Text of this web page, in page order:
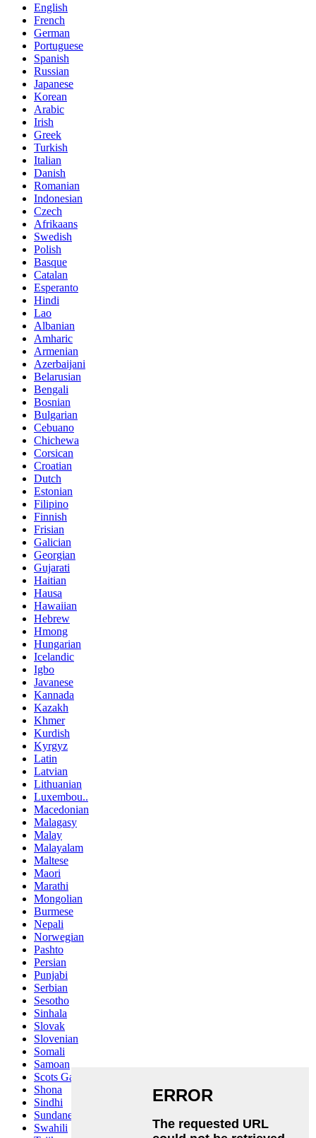
English
French
German
Portuguese
Spanish
Russian
Japanese
Korean
Arabic
Irish
Greek
Turkish
Italian
Danish
Romanian
Indonesian
Czech
Afrikaans
Swedish
Polish
Basque
Catalan
Esperanto
Hindi
Lao
Albanian
Amharic
Armenian
Azerbaijani
Belarusian
Bengali
Bosnian
Bulgarian
Cebuano
Chichewa
Corsican
Croatian
Dutch
Estonian
Filipino
Finnish
Frisian
Galician
Georgian
Gujarati
Haitian
Hausa
Hawaiian
Hebrew
Hmong
Hungarian
Icelandic
Igbo
Javanese
Kannada
Kazakh
Khmer
Kurdish
Kyrgyz
Latin
Latvian
Lithuanian
Luxembou..
Macedonian
Malagasy
Malay
Malayalam
Maltese
Maori
Marathi
Mongolian
Burmese
Nepali
Norwegian
Pashto
Persian
Punjabi
Serbian
Sesotho
Sinhala
Slovak
Slovenian
Somali
Samoan
Scots Gaelic
Shona
Sindhi
Sundanese
Swahili